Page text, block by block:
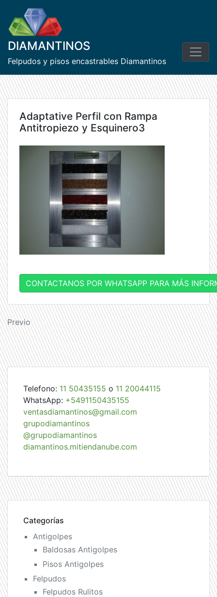
content
DIAMANTINOS
Felpudos y pisos encastrables Diamantinos
Adaptative Perfil con Rampa
Antitropiezo y Esquinero3
CONTACTANOS POR WHATSAPP PARA MÁS
Navegación
de
entradas
Previo
Telefono: 11 50435155 o 11 20044115
WhatsApp: +5491150435155
ventasdiamantinos@gmail.com
grupodiamantinos
@grupodiamantinos
diamantinos.mitiendanube.com
Categorías
Antigolpes
Baldosas Antigolpes
Pisos Antigolpes
Felpudos
Felpudos Rulitos